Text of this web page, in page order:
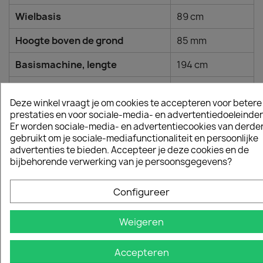
Wielbasis
89 cm
Hoogte boven de grond
85 mm
Basismachine, lengte
194 cm
Basismachine, hoogte
113 cm
Totaal sleepgewicht 110 kg
uitrusting)
225 kg
Aandrijfsysteem
PTO (Power Take Off)
Belt-driven
Deze winkel vraagt je om cookies te accepteren voor betere
prestaties en voor sociale-media- en
Er worden sociale-media- en advertentiecookies van
gebruikt om je sociale-mediafunctionaliteit en persoonlijke
advertenties te bieden. Accepteer je deze cookies en de
bijbehorende verwerking van je persoonsgegevens?
Configureer
Weigeren
Accepteren